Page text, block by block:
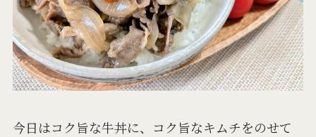
今日はコク旨な牛丼に、コク旨なキムチをのせて